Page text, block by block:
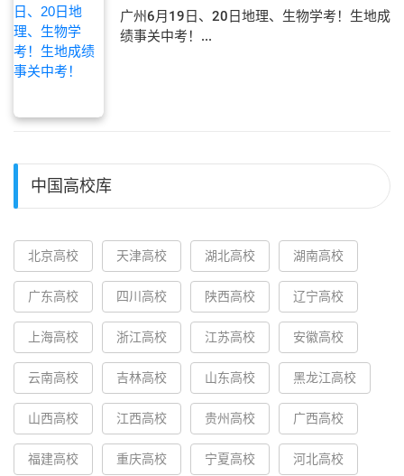
广州6月19日、20日地理、生物学考！生地成
绩事关中考！...
中国高校库
北京高校 天津高校 湖北高校 湖南高校
广东高校 四川高校 陕西高校 辽宁高校
上海高校 浙江高校 江苏高校 安徽高校
云南高校 吉林高校 山东高校 黑龙江高校
山西高校 江西高校 贵州高校 广西高校
福建高校 重庆高校 宁夏高校 河北高校